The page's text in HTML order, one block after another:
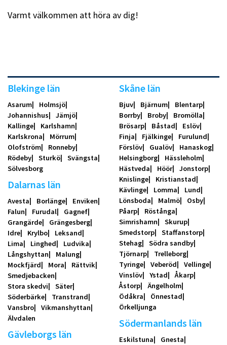
Varmt välkommen att höra av dig!
Blekinge län
Asarum
Holmsjö
Johannishus
Jämjö
Kallinge
Karlshamn
Karlskrona
Mörrum
Olofström
Ronneby
Rödeby
Sturkö
Svängsta
Sölvesborg
Dalarnas län
Avesta Borlänge
Enviken
Falun
Furudal
Gagnef
Grangärde
Grängesberg
Idre
Krylbo
Leksand
Lima
Linghed
Ludvika
Långshyttan
Malung
Mockfjärd
Mora
Rättvik
Smedjebacken
Stora skedvi
Säter
Söderbärke
Transtrand
Vansbro
Vikmanshyttan
Älvdalen
Gävleborgs län
Skåne län
Bjuv Bjärnum
Blentarp
Borrby
Broby
Bromölla
Brösarp
Båstad
Eslöv
Finja
Fjälkinge
Furulund
Förslöv
Gualöv
Hanaskog
Helsingborg
Hässleholm
Hästveda
Höör
Jonstorp
Knislinge
Kristianstad
Kävlinge
Lomma
Lund
Lönsboda
Malmö
Osby
Påarp
Röstånga
Simrishamn
Skurup
Smedstorp
Staffanstorp
Stehag
Södra sandby
Tjörnarp
Trelleborg
Tyringe
Veberöd
Vellinge
Vinslöv
Ystad
Åkarp
Åstorp
Ängelholm
Ödåkra
Önnestad
Örkelljunga
Södermanlands län
Eskilstuna
Gnesta